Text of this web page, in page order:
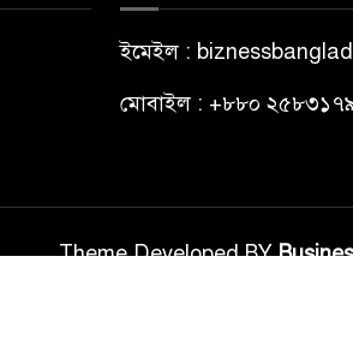
ইমেইল :
মোবাইল : +৮৮০
Theme Developed BY